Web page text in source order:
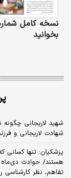
نسخه کامل شماره
بخوانید
شهید لاریجانی
شهادت لاریجانی و
پزشکیان: تنها کسانی
هستند/ حوادث دی‌ماه
تفاهم، نظر کارشناسی